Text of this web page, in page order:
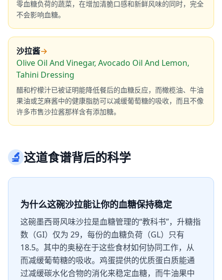
零血糖负荷的蔬菜，在增加清脆口感和新鲜风味的同时，完全
不会影响血糖。
沙拉酱→
Olive Oil And Vinegar, Avocado Oil And Lemon,
Tahini Dressing
醋和柠檬汁已被证明能降低餐后的血糖反应，而橄榄油、牛油
果油或芝麻酱中的健康脂肪可以减缓葡萄糖的吸收，而且不像
许多市售沙拉酱那样含有添加糖。
🔬这道食谱背后的科学
为什么这碗沙拉能让你的血糖保持稳定
这碗墨西哥风味沙拉是血糖管理的“教科书”，升糖指
数（GI）仅为 29，每份的血糖负荷（GL）只有
18.5。其中的奥秘在于这些食材如何协同工作，从
而减缓葡萄糖的吸收。鸡蛋提供的优质蛋白质能通
过减缓碳水化合物的消化来稳定血糖，而牛油果中